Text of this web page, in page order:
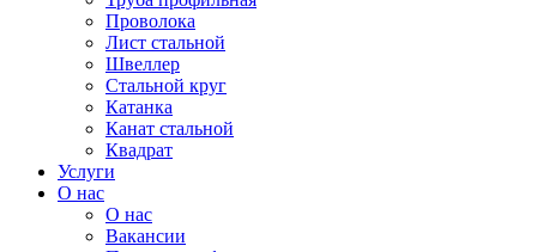
Проволока
Лист стальной
Швеллер
Стальной круг
Катанка
Канат стальной
Квадрат
Услуги
О нас
О нас
Вакансии